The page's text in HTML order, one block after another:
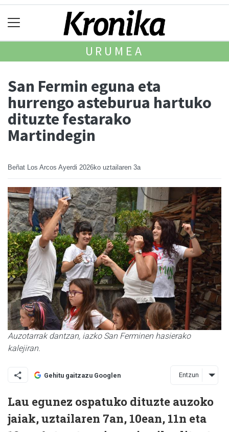
URUMEA
San Fermin eguna eta
hurrengo asteburua hartuko
dituzte festarako
Martindegin
Beñat Los Arcos Ayerdi 2026ko uztailaren 3a
Auzotarrak dantzan, iazko San Ferminen hasierako
kalejiran.
Gehitu gaitzazu Googlen Entzun
Lau egunez ospatuko dituzte auzoko
jaiak, uztailaren 7an, 10ean, 11n eta